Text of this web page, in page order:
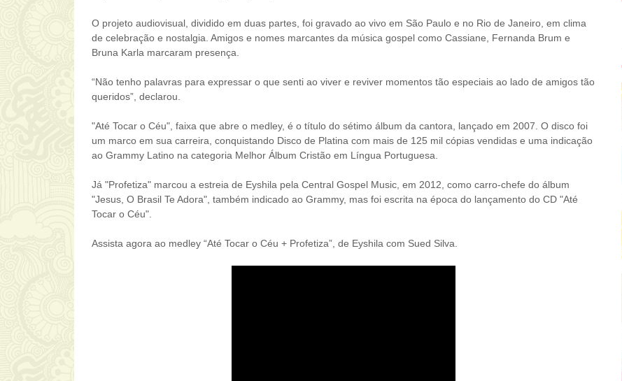
O projeto audiovisual, dividido em duas partes, foi gravado ao vivo em São Paulo e no Rio de Janeiro, em clima
de celebração e nostalgia. Amigos e nomes marcantes da música gospel como Cassiane, Fernanda Brum e
Bruna Karla marcaram presença.
“Não tenho palavras para expressar o que senti ao viver e reviver momentos tão especiais ao lado de amigos tão
queridos”, declarou.
"Até Tocar o Céu", faixa que abre o medley, é o título do sétimo álbum da cantora, lançado em 2007. O disco foi
um marco em sua carreira, conquistando Disco de Platina com mais de 125 mil cópias vendidas e uma indicação
ao Grammy Latino na categoria Melhor Álbum Cristão em Língua Portuguesa.
Já "Profetiza" marcou a estreia de Eyshila pela Central Gospel Music, em 2012, como carro-chefe do álbum
"Jesus, O Brasil Te Adora", também indicado ao Grammy, mas foi escrita na época do lançamento do CD "Até
Tocar o Céu".
Assista agora ao medley “Até Tocar o Céu + Profetiza”, de Eyshila com Sued Silva.